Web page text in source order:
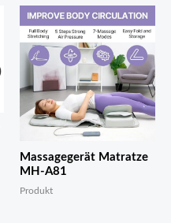
Massagegerät Matratze
MH-A81
Produkt